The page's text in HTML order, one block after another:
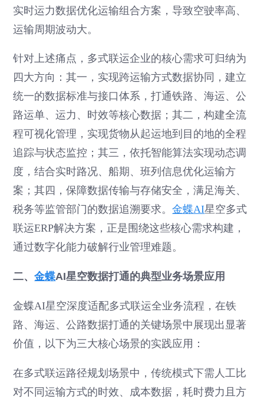
实时运力数据优化运输组合方案，导致空驶率高、
运输周期波动大。
针对上述痛点，多式联运企业的核心需求可归纳为
四大方向：其一，实现跨运输方式数据协同，建立
统一的数据标准与接口体系，打通铁路、海运、公
路运单、运力、时效等核心数据；其二，构建全流
程可视化管理，实现货物从起运地到目的地的全程
追踪与状态监控；其三，依托智能算法实现动态调
度，结合实时路况、船期、班列信息优化运输方
案；其四，保障数据传输与存储安全，满足海关、
税务等监管部门的数据追溯要求。金蝶AI星空多式
联运ERP解决方案，正是围绕这些核心需求构建，
通过数字化能力破解行业管理难题。
二、金蝶AI星空数据打通的典型业务场景应用
金蝶AI星空深度适配多式联运全业务流程，在铁
路、海运、公路数据打通的关键场景中展现出显著
价值，以下为三大核心场景的实践应用：
在多式联运路径规划场景中，传统模式下需人工比
对不同运输方式的时效、成本数据，耗时费力且方